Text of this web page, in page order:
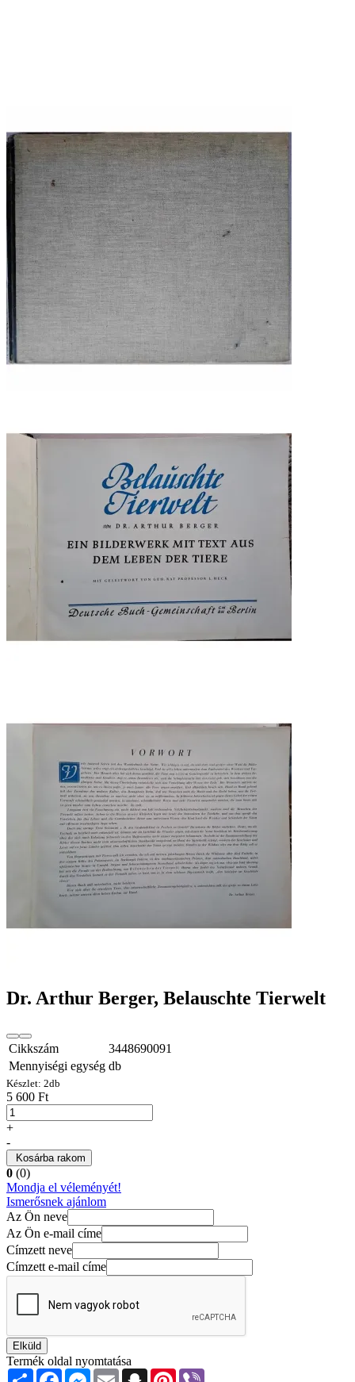
Dr. Arthur Berger, Belauschte Tierwelt
Cikkszám
3448690091
Mennyiségi egység db
Készlet: 2db
5 600 Ft
+
-
Kosárba rakom
0 (0)
Mondja el véleményét!
Ismerősnek ajánlom
Az Ön neve
Az Ön e-mail címe
Címzett neve
Címzett e-mail címe
Elküld
Termék oldal nyomtatása
Share FacebookMessenger
Email SnapchatPinterest